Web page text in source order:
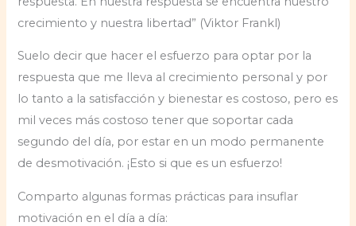
crecimiento y nuestra libertad” (Viktor Frankl)
Suelo decir que hacer el esfuerzo para optar por la
respuesta que me lleva al crecimiento personal y por
lo tanto a la satisfacción y bienestar es costoso, pero es
mil veces más costoso tener que soportar cada
segundo del día, por estar en un modo permanente
de desmotivación. ¡Esto si que es un esfuerzo!
Comparto algunas formas prácticas para insuflar
motivación en el día a día: